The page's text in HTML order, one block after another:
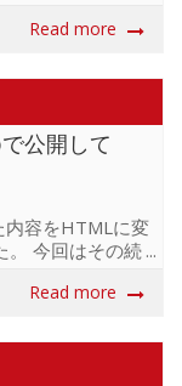
RunScriptとかに
。 今回はそんな
Cocoapodsを利
ことは可能でし
です。
Read more
公開して
内容をHTMLに変
。 今回はその続
なんだかんだで
調べつつエデ
見つけまし
Read more